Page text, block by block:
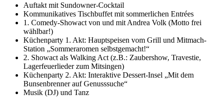
Auftakt mit Sundowner-Cocktail
Kommunikatives Tischbuffet mit sommerlichen Entrées
1. Comedy-Showact von und mit Andrea Volk (Motto frei
wählbar!)
Küchenparty 1. Akt: Hauptspeisen vom Grill und Mitmach-
Station „Sommeraromen selbstgemacht!“
2. Showact als Walking Act (z.B.: Zaubershow, Travestie,
Lagerfeuerlieder zum Mitsingen)
Küchenparty 2. Akt: Interaktive Dessert-Insel „Mit dem
Bunsenbrenner auf Genusssuche“
Musik (DJ) und Tanz